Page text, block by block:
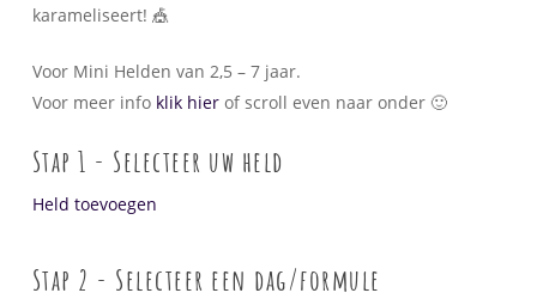
karameliseert! 🎪
Voor Mini Helden van 2,5 – 7 jaar.
Voor meer info klik hierof scroll even naar onder 🙂
Stap 1 - Selecteer uw held
Held toevoegen
Stap 2 - Selecteer een dag/formule